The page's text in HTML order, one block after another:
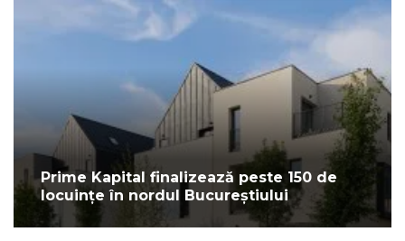
Prime Kapital finalizează peste 150 de
locuințe în nordul Bucureștiului